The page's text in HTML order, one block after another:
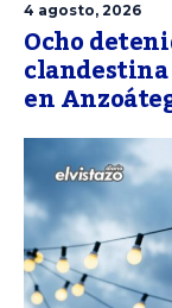
4 agosto, 2026
Ocho
en